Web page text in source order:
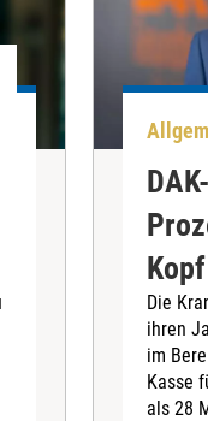
Kopf
Die
ihren
im
Kasse
als 28